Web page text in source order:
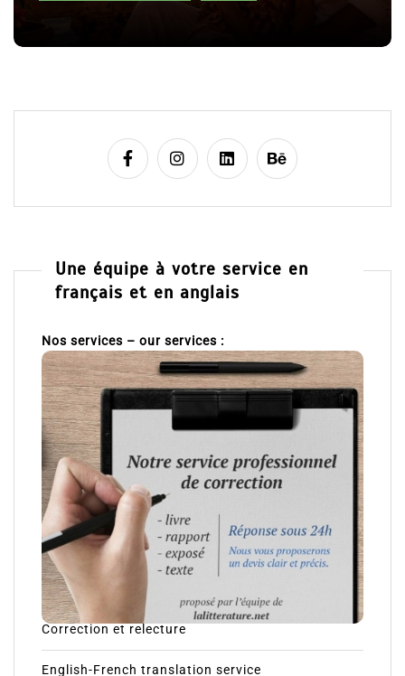
Une équipe à votre service en
français et en anglais
Nos services – our services :
Correction et relecture
English-French translation service